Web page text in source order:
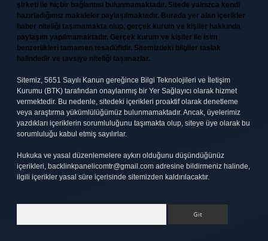
şirketi ile hiçbir bağlantısı bulunmamaktadır. Sitede yalnızca kendi
hazırladığımız makaleler paylaşılmaktadır. Burada yer alan içerikler
haber niteliği taşımamakta olup, gerçek kurum ve kişiler hakkında
paylaşım yapılmamaktadır. Gerçek kurum ve kişiler ile isim
benzerlikleri tamamen tesadüfidir. Sitemizdeki bilgiler taslak
halindedir ve tavsiye niteliği taşımazlar.
Sitemiz, 5651 Sayılı Kanun gereğince Bilgi Teknolojileri ve İletişim
Kurumu (BTK) tarafından onaylanmış bir Yer Sağlayıcı olarak hizmet
vermektedir. Bu nedenle, sitedeki içerikleri proaktif olarak denetleme
veya araştırma yükümlülüğümüz bulunmamaktadır. Ancak, üyelerimiz
yazdıkları içeriklerin sorumluluğunu taşımakta olup, siteye üye olarak bu
sorumluluğu kabul etmiş sayılırlar.
Hukuka ve yasal düzenlemelere aykırı olduğunu düşündüğünüz
içerikleri, backlinkpanelicomtr@gmail.com adresine bildirmeniz halinde,
ilgili içerikler yasal süre içerisinde sitemizden kaldırılacaktır.